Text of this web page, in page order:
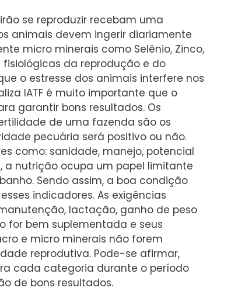
se reproduzir recebam uma
animais devem ingerir diariamente
micro minerais como Selênio, Zinco,
fisiológicas da reprodução e do
o estresse dos animais interfere nos
IATF é muito importante que o
garantir bons resultados. Os
de uma fazenda são os
pecuária será positivo ou não.
como: sanidade, manejo, potencial
a nutrição ocupa um papel limitante
Sendo assim, a boa condição
indicadores. As exigências
lactação, ganho de peso
for bem suplementada e seus
e micro minerais não forem
reprodutiva. Pode-se afirmar,
cada categoria durante o período
de bons resultados.